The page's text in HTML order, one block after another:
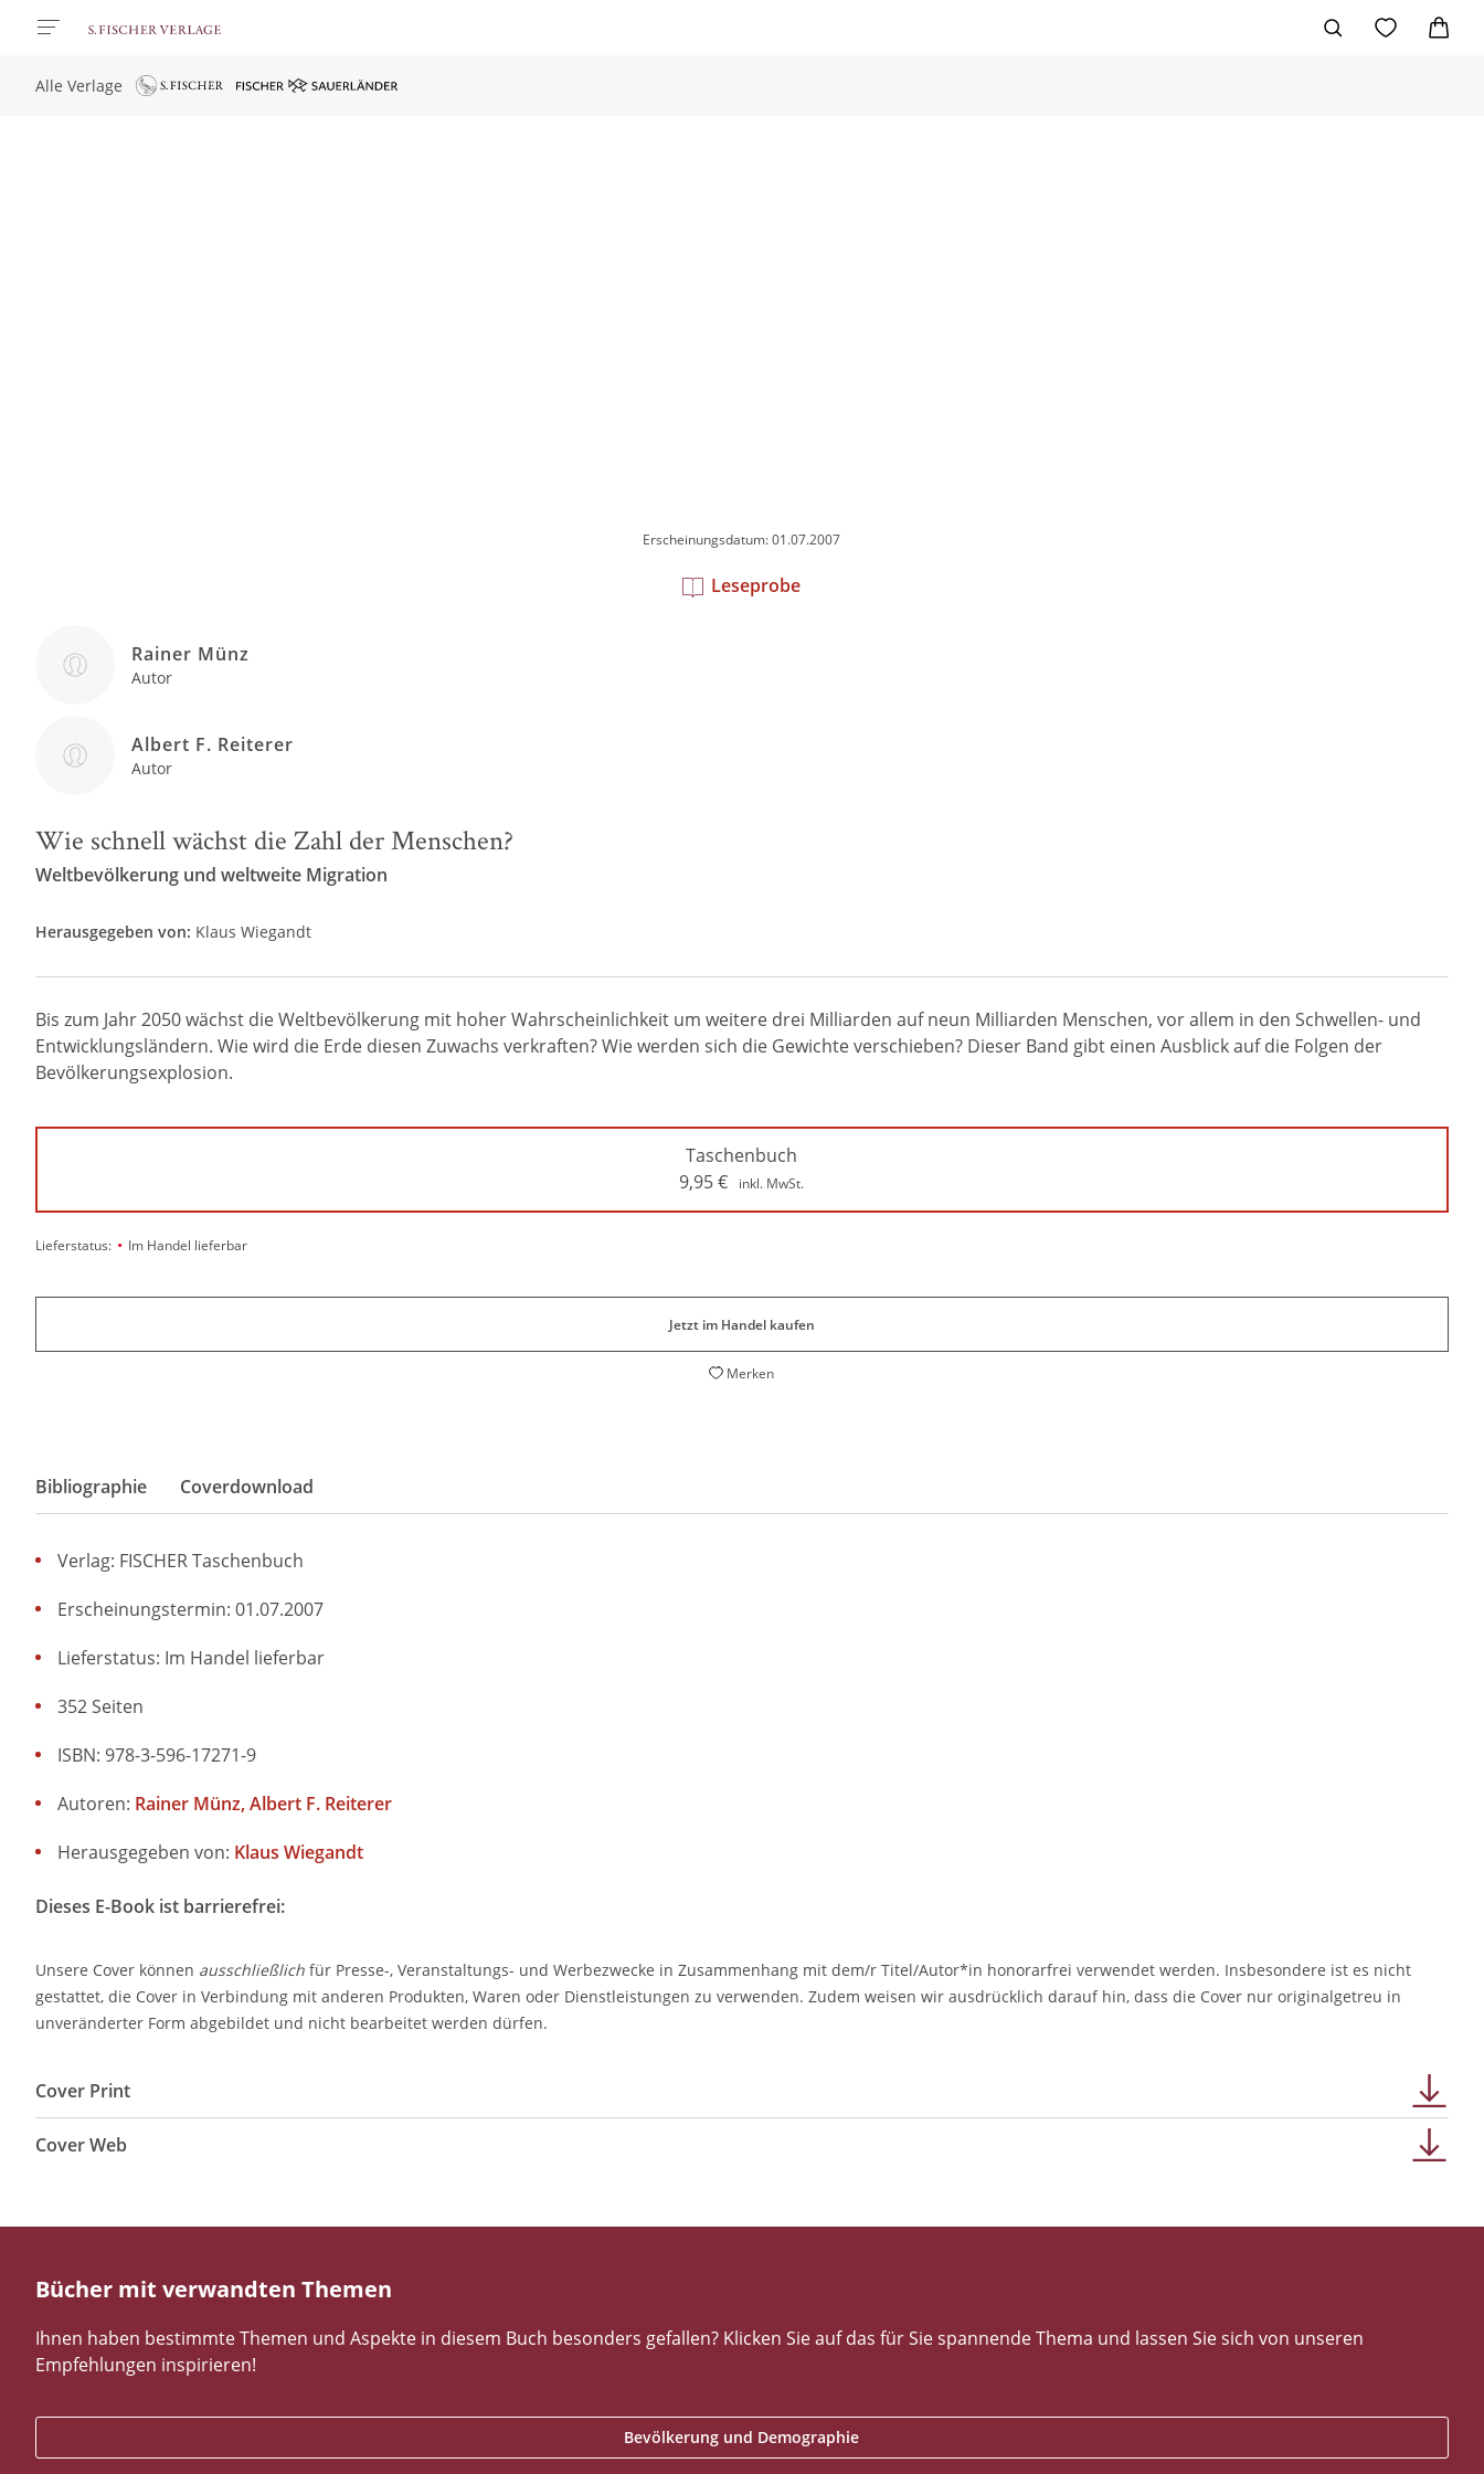
Alle Verlage
Erscheinungsdatum: 01.07.2007
Leseprobe
Rainer Münz
Autor
Albert F. Reiterer
Autor
Wie schnell wächst die Zahl der Menschen?
Weltbevölkerung und weltweite Migration
Herausgegeben von: Klaus Wiegandt
Bis zum Jahr 2050 wächst die Weltbevölkerung mit hoher Wahrscheinlichkeit um weitere drei Milliarden auf neun Milliarden Menschen, vor allem in den Schwellen- und
Entwicklungsländern. Wie wird die Erde diesen Zuwachs verkraften? Wie werden sich die Gewichte verschieben? Dieser Band gibt einen Ausblick auf die Folgen der
Bevölkerungsexplosion.
Taschenbuch
9,95€ inkl. MwSt.
Lieferstatus: • Im Handel lieferbar
Jetzt im Handel kaufen
Merken
Bibliographie Coverdownload
Verlag: FISCHER Taschenbuch
Erscheinungstermin: 01.07.2007
Lieferstatus: Im Handel lieferbar
ISBN: 978-3-596-17271-9
352 Seiten
Autoren: Rainer Münz Albert F. Reiterer
Herausgegeben von: Klaus Wiegandt
Dieses E-Book ist barrierefrei:
Unsere Cover können ausschließlichfür Presse-, Veranstaltungs- und Werbezwecke in Zusammenhang mit dem/r Titel/Autor*in honorarfrei verwendet werden. Insbesondere ist es nicht
gestattet, die Cover in Verbindung mit anderen Produkten, Waren oder Dienstleistungen zu verwenden. Zudem weisen wir ausdrücklich darauf hin, dass die Cover nur originalgetreu in
unveränderter Form abgebildet und nicht bearbeitet werden dürfen.
Cover Print
Cover Web
Bücher mit verwandten Themen
Ihnen haben bestimmte Themen und Aspekte in diesem Buch besonders gefallen? Klicken Sie auf das für Sie spannende Thema und lassen Sie sich von unseren
Empfehlungen inspirieren!
Bevölkerung und Demographie